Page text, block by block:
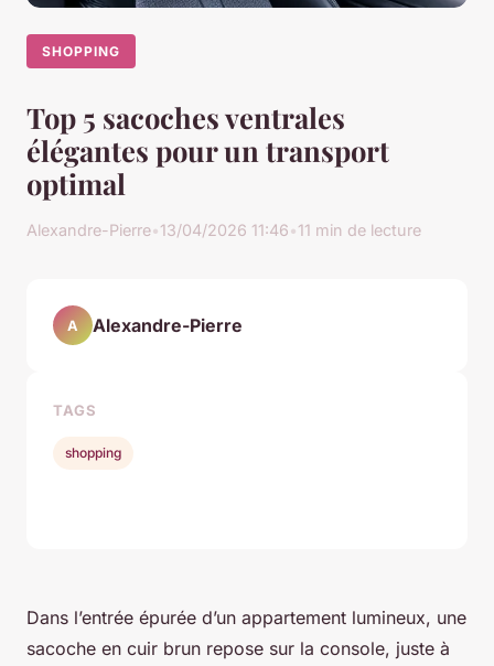
SHOPPING
Top 5 sacoches ventrales
élégantes pour un transport
optimal
Alexandre-Pierre•13/04/2026 11:46•11 min de lecture
Dans l’entrée épurée d’un appartement lumineux, une
sacoche en cuir brun repose sur la console, juste à
A Alexandre-Pierre
TAGS
shopping